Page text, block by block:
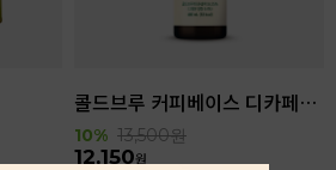
콜드브루 커피베이스 디카페인 리저브 440ml
10% 13,500원
12,150원